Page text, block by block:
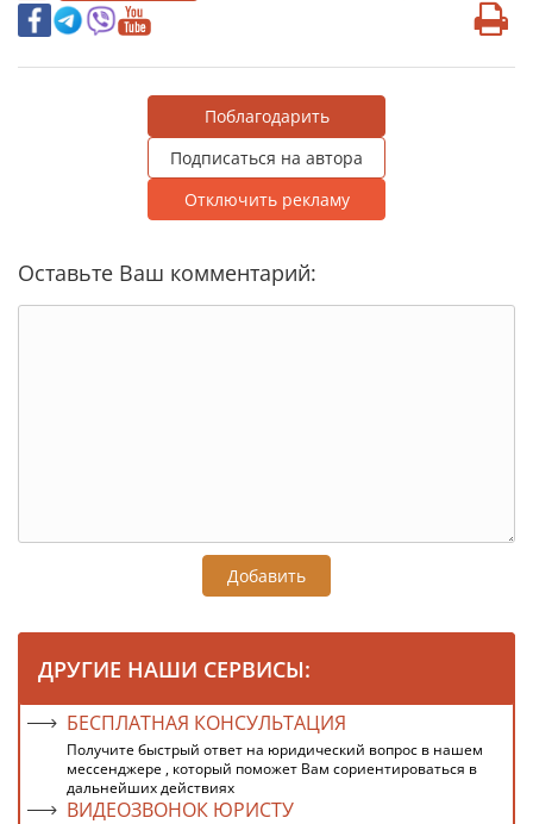
Поблагодарить
Подписаться на автора
Отключить рекламу
Оставьте Ваш комментарий:
Добавить
ДРУГИЕ НАШИ СЕРВИСЫ:
БЕСПЛАТНАЯ КОНСУЛЬТАЦИЯ
Получите быстрый ответ на юридический вопрос в нашем
мессенджере , который поможет Вам сориентироваться в
дальнейших действиях
ВИДЕОЗВОНОК ЮРИСТУ